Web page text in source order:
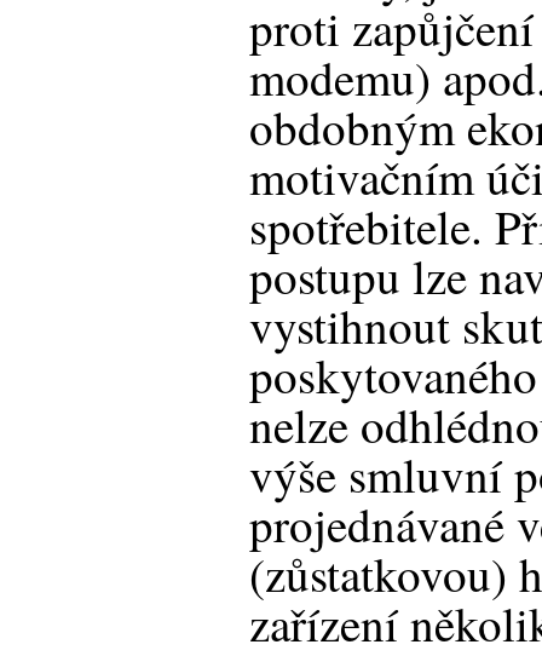
proti
modemu)
obdobným
motivačním
spotřebitele.
postupu lze
vystihnout
nelze
výše smluvní
projednávané
(zůstatkovou)
zařízení